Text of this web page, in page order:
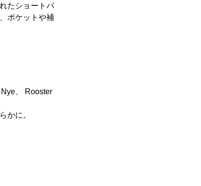
たショートパ
ポケットや補
、 Rooster
かに。